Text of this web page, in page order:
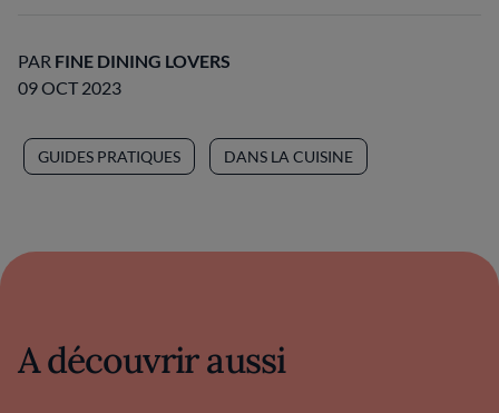
PAR FINE DINING LOVERS
09 OCT 2023
GUIDES PRATIQUES DANS LA CUISINE
A découvrir aussi